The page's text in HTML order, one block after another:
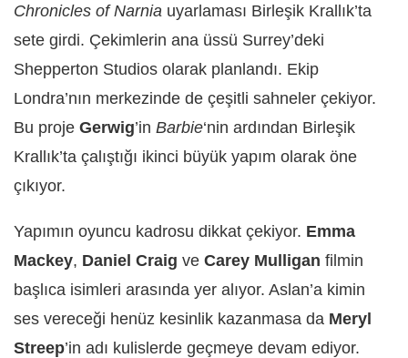
Chronicles of Narnia uyarlaması Birleşik Krallık’ta
sete girdi. Çekimlerin ana üssü Surrey’deki
Shepperton Studios olarak planlandı. Ekip
Londra’nın merkezinde de çeşitli sahneler çekiyor.
Bu proje Gerwig’in Barbie‘nin ardından Birleşik
Krallık’ta çalıştığı ikinci büyük yapım olarak öne
çıkıyor.
Yapımın oyuncu kadrosu dikkat çekiyor. Emma
Mackey, Daniel Craig ve Carey Mulligan filmin
başlıca isimleri arasında yer alıyor. Aslan’a kimin
ses vereceği henüz kesinlik kazanmasa da Meryl
Streep’in adı kulislerde geçmeye devam ediyor.